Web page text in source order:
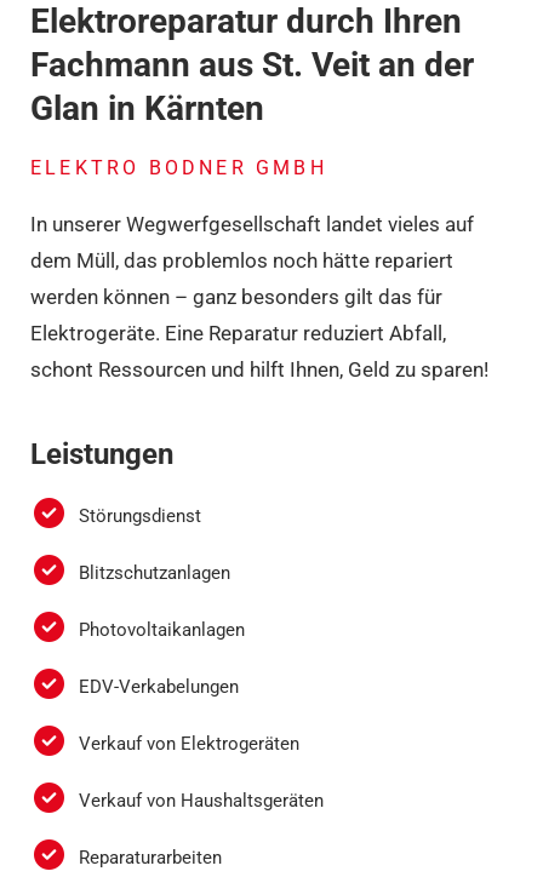
Elektroreparatur durch Ihren
Fachmann aus St. Veit an der
Glan in Kärnten
ELEKTRO BODNER GMBH
In unserer Wegwerfgesellschaft landet vieles auf
dem Müll, das problemlos noch hätte repariert
werden können – ganz besonders gilt das für
Elektrogeräte. Eine Reparatur reduziert Abfall,
schont Ressourcen und hilft Ihnen, Geld zu sparen!
Leistungen
Störungsdienst
Blitzschutzanlagen
Photovoltaikanlagen
EDV-Verkabelungen
Verkauf von Elektrogeräten
Verkauf von Haushaltsgeräten
Reparaturarbeiten